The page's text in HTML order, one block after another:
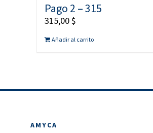
Pago 2 – 315
315,00$
Añadir al carrito
AMYCA